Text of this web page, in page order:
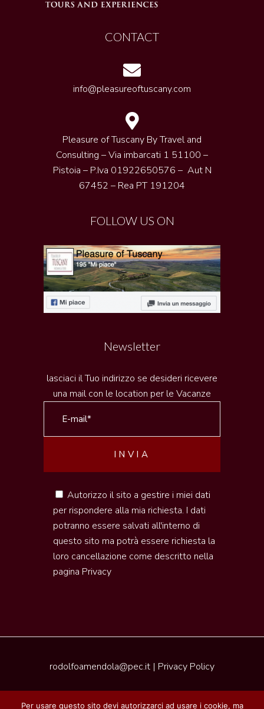
CONTACT
info@pleasureoftuscany.com
Pleasure of Tuscany By Travel and
Consulting – Via imbarcati 1 51100 –
Pistoia – P.Iva 01922650576 – Aut N
67452 – Rea PT 191204
FOLLOW US ON
Newsletter
lasciaci il Tuo indirizzo se desideri ricevere
una mail con le location per le Vacanze
Autorizzo il sito a gestire i miei dati
per rispondere alla mia richiesta. I dati
potranno essere salvati all'interno di
questo sito ma potrà essere richiesta la
loro cancellazione come descritto nella
pagina Privacy
rodolfoamendola@pec.it | Privacy Policy
2020 © Pleasure of Tuscany | Realizzazione by
Per usare questo sito devi autorizzarci ad usare i cookie, ma